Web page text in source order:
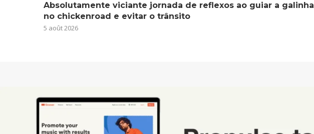
Absolutamente viciante jornada de reflexos ao guiar a galinha
no chickenroad e evitar o trânsito
5 août 2026